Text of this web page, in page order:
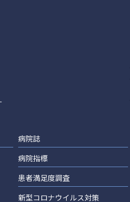
病院誌
病院指標
患者満足度調査
新型コロナウイルス対策